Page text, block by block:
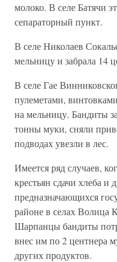
молоко. В селе Батячи
сепараторный пункт.
В селе Николаев
мельницу и забрала 14
В селе Гае
пулеметами,
на мельницу. Бандиты
тонны муки, сняли
подводах увезли в лес.
Имеется ряд случаев,
крестьян сдачи хлеба и
предназначающихся
районе в селах Волица
Шарпанцы бандиты
внес им по 2 центнера
других продуктов.